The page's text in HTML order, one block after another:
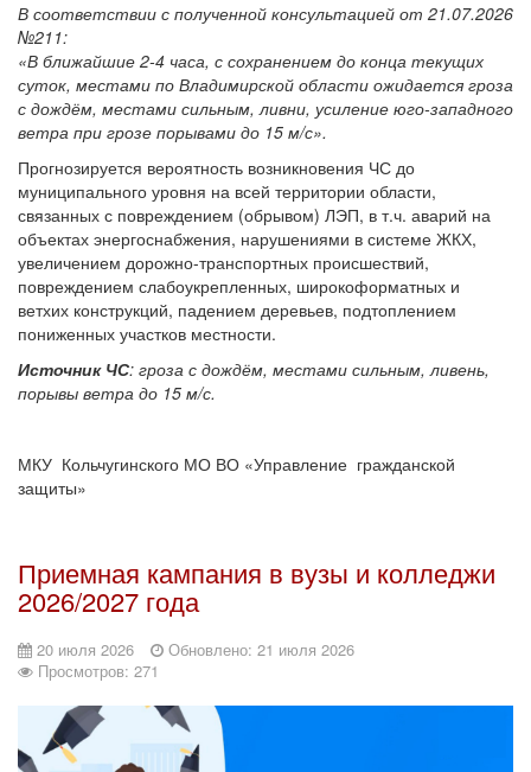
В соответствии с полученной консультацией от 21.07.2026
№211:
«В ближайшие 2-4 часа, с сохранением до конца текущих
суток, местами по Владимирской области ожидается гроза
с дождём, местами сильным, ливни, усиление юго-западного
ветра при грозе порывами до 15 м/с».
Прогнозируется вероятность возникновения ЧС до
муниципального уровня на всей территории области,
связанных с повреждением (обрывом) ЛЭП, в т.ч. аварий на
объектах энергоснабжения, нарушениями в системе ЖКХ,
увеличением дорожно-транспортных происшествий,
повреждением слабоукрепленных, широкоформатных и
ветхих конструкций, падением деревьев, подтоплением
пониженных участков местности.
Источник ЧС: гроза с дождём, местами сильным, ливень,
порывы ветра до 15 м/с.
МКУ Кольчугинского МО ВО «Управление гражданской
защиты»
Приемная кампания в вузы и колледжи
2026/2027 года
20 июля 2026
Обновлено: 21 июля 2026
Просмотров: 271